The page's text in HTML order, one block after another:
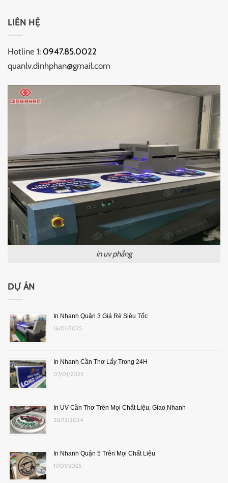
LIÊN HỆ
Hotline 1: 0947.85.0022
quanlv.dinhphan@gmail.com
in uv phẳng
DỰ ÁN
In Nhanh Quận 3 Giá Rẻ Siêu Tốc
16/01/2025
In Nhanh Cần Thơ Lấy Trong 24H
07/01/2025
In UV Cần Thơ Trên Mọi Chất Liệu, Giao Nhanh
20/12/2024
In Nhanh Quận 5 Trên Mọi Chất Liệu
17/01/2025